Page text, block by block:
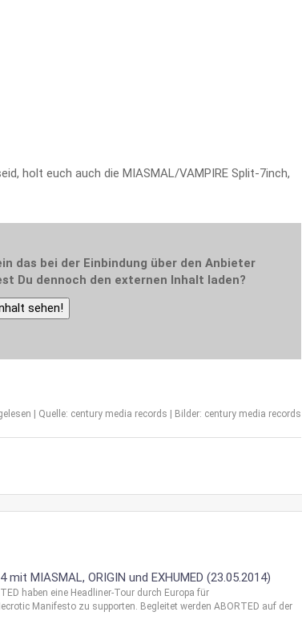
holt euch auch die MIASMAL/VAMPIRE Split-7inch,
das bei der Einbindung über den Anbieter
Du dennoch den externen Inhalt laden?
sehen!
| Quelle: century media records | Bilder: century media records
MIASMAL, ORIGIN und EXHUMED (23.05.2014)
haben eine Headliner-Tour durch Europa für
Manifesto zu supporten. Begleitet werden ABORTED auf der